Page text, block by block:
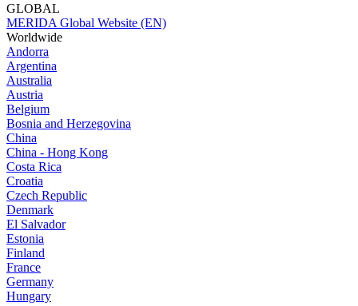
GLOBAL
MERIDA Global Website (EN)
Worldwide
Andorra
Argentina
Australia
Austria
Belgium
Bosnia and Herzegovina
China
China - Hong Kong
Costa Rica
Croatia
Czech Republic
Denmark
El Salvador
Estonia
Finland
France
Germany
Hungary